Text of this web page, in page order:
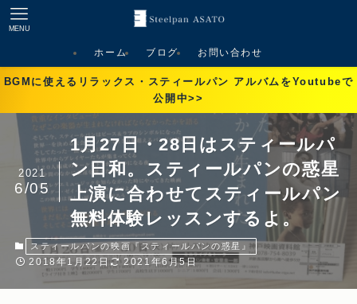
MENU
ホーム ブログ お問い合わせ
BGMに使えるリラックス・スティールパン アルバムをYoutubeで
公開中>>
1月27日・28日はスティールパ
ン日和。スティールパンの惑星
上演に合わせてスティールパン
無料体験レッスンするよ。
2021
6/05
スティールパンの映画『スティールパンの惑星』
2018年1月22日 2021年6月5日